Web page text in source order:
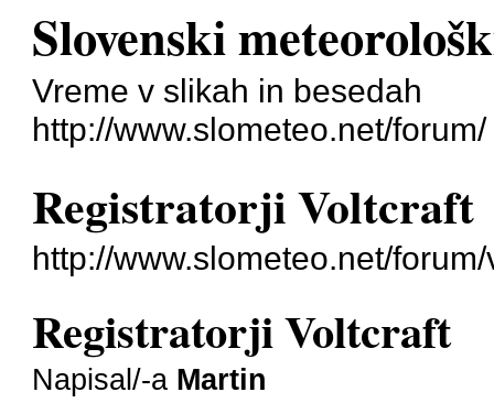
Slovenski
Vreme v slikah in besedah
http://www.slometeo.net/forum/
Registratorji Voltcraft
http://www.slometeo.net/
Registratorji Voltcraft
Napisal/-a Martin